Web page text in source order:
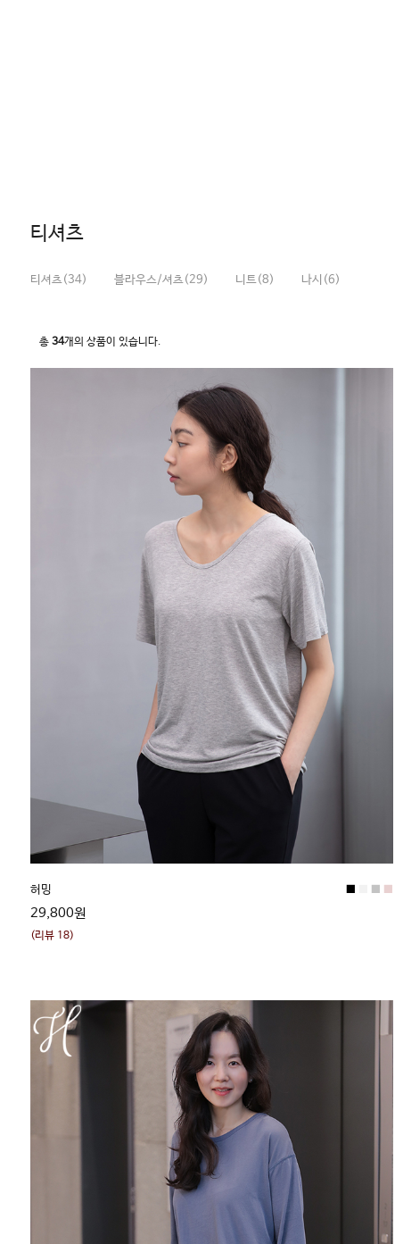
티셔츠
티셔츠(34) 블라우스/셔츠(29) 니트(8) 나시(6)
총 34개의 상품이 있습니다.
허밍
29,800원
(리뷰 18)